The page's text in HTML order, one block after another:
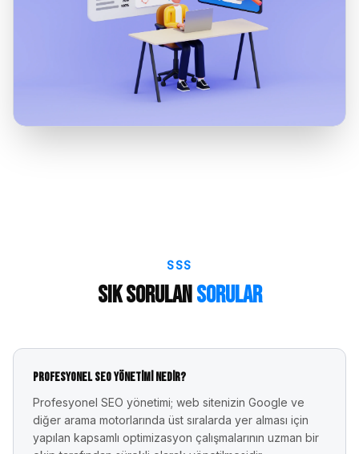
SSS
Sık SorulanSorular
Profesyonel SEO yönetimi nedir?
Profesyonel SEO yönetimi; web sitenizin Google ve
diğer arama motorlarında üst sıralarda yer alması için
yapılan kapsamlı optimizasyon çalışmalarının uzman bir